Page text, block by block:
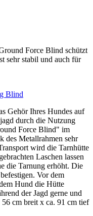
Blind
Gehör Ihres Hundes auf
durch die Nutzung
Force Blind" im
des Metallrahmen sehr
wird die Tarnhütte
Laschen lassen
die Tarnung erhöht. Die
Vor dem
Hund die Hütte
der Jagd gerne und
cm breit x ca. 91 cm tief